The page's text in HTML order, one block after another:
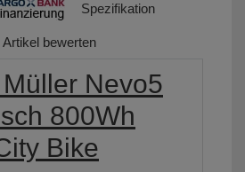
Spezifikation
Artikel bewerten
Nevo5
800Wh
Bike